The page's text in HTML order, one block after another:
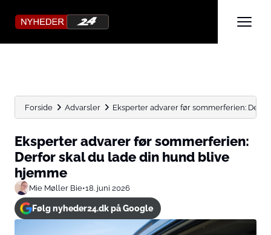
Forside Advarsler Eksperter advarer før sommerferien:
Eksperter advarer før sommerferien:
Derfor skal du lade din hund blive
hjemme
Mie Møller Bie•18. juni 2026
Følg nyheder24.dk på Google